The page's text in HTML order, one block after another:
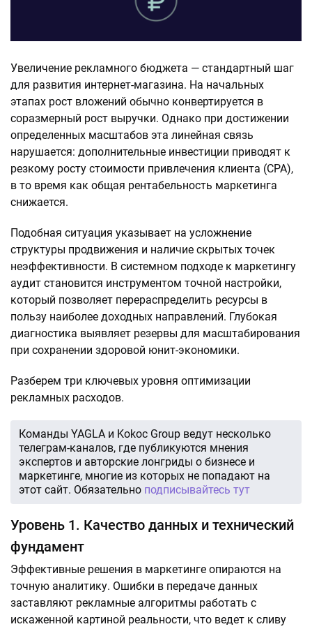
Увеличение рекламного бюджета — стандартный шаг
для развития интернет-магазина. На начальных
этапах рост вложений обычно конвертируется в
соразмерный рост выручки. Однако при достижении
определенных масштабов эта линейная связь
нарушается: дополнительные инвестиции приводят к
резкому росту стоимости привлечения клиента (CPA),
в то время как общая рентабельность маркетинга
снижается.
Подобная ситуация указывает на усложнение
структуры продвижения и наличие скрытых точек
неэффективности. В системном подходе к маркетингу
аудит становится инструментом точной настройки,
который позволяет перераспределить ресурсы в
пользу наиболее доходных направлений. Глубокая
диагностика выявляет резервы для масштабирования
при сохранении здоровой юнит-экономики.
Разберем три ключевых уровня оптимизации
рекламных расходов.
Команды YAGLA и Kokoc Group ведут несколько
телеграм-каналов, где публикуются мнения
экспертов и авторские лонгриды о бизнесе и
маркетинге, многие из которых не попадают на
этот сайт. Обязательно подписывайтесь тут
Уровень 1. Качество данных и технический
фундамент
Эффективные решения в маркетинге опираются на
точную аналитику. Ошибки в передаче данных
заставляют рекламные алгоритмы работать с
искаженной картиной реальности, что ведет к сливу